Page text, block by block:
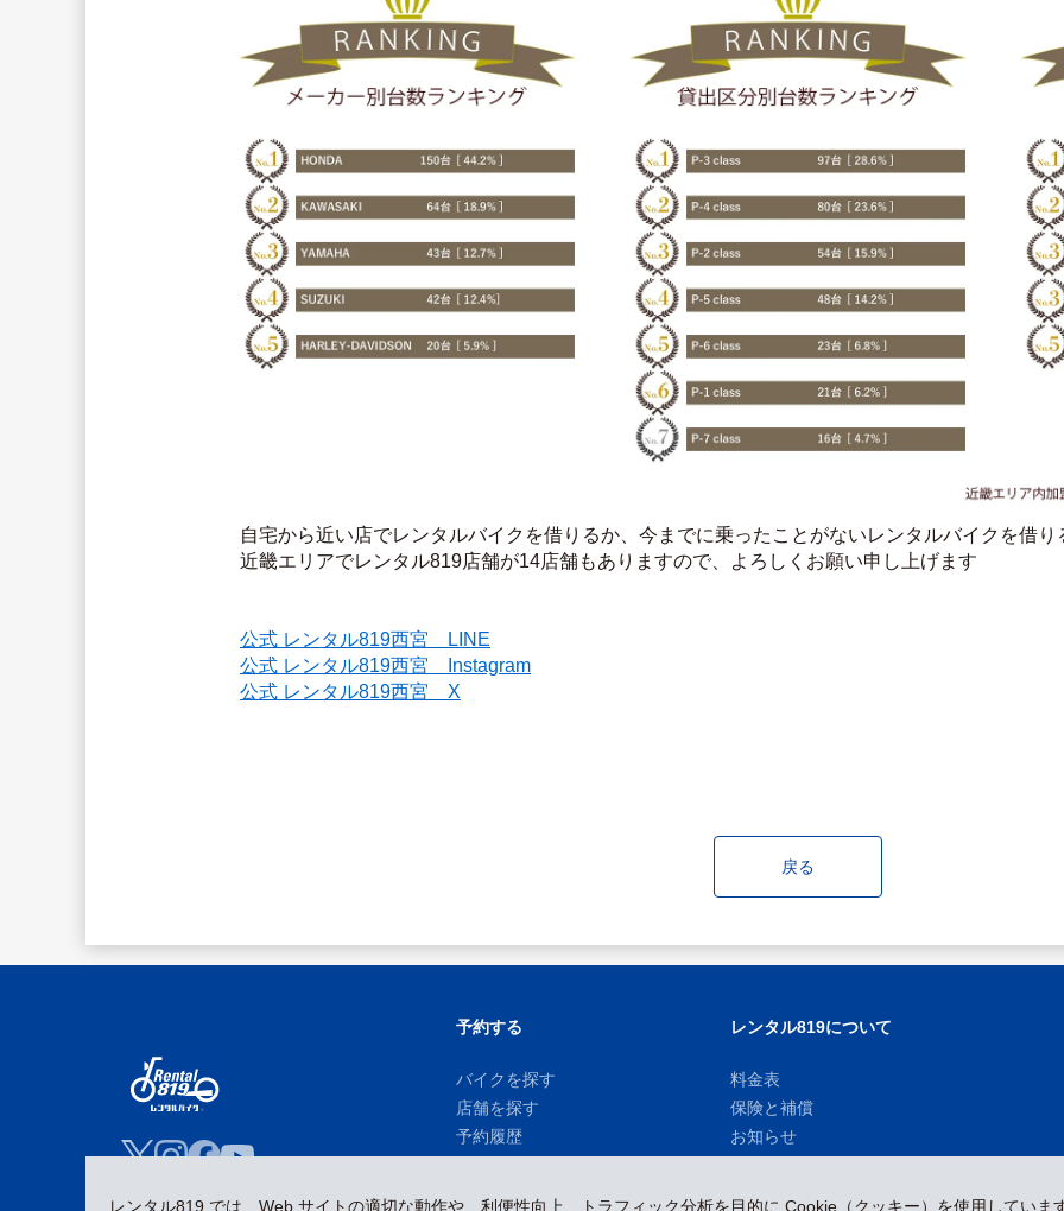
自宅から近い店でレンタルバイクを借りるか、今までに乗ったことがないレンタルバイクを借り
近畿エリアでレンタル819店舗が14店舗もありますので、よろしくお願い申し上げます
公式 レンタル819西宮　LINE
公式 レンタル819西宮　Instagram
公式 レンタル819西宮　X
戻る
レンタル819 では、Web サイトの適切な動作や、利便性向上、トラフィック分析を目的に Cookie（クッキー）を使用していま
予約する
バイクを探す
店舗を探す
予約履歴
レンタル819について
料金表
保険と補償
お知らせ